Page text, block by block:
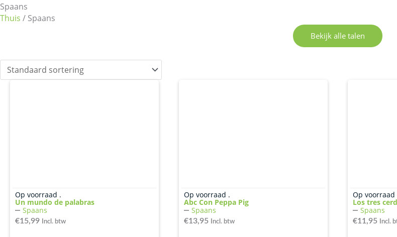
Spaans
Thuis / Spaans
Bekijk alle talen
Op voorraad .
Un mundo de palabras
Spaans
€15,99 Incl. btw
Op voorraad .
Abc Con Peppa Pig
Spaans
€13,95 Incl. btw
Op voorraad
Los tres
Spaans
€11,95 Incl.